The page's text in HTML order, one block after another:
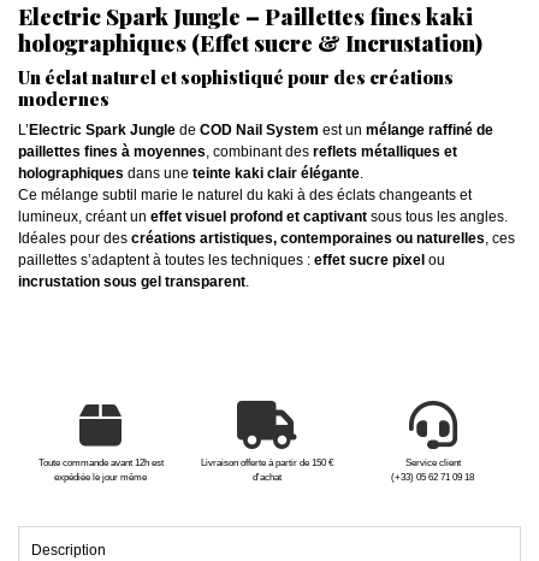
Electric Spark Jungle – Paillettes fines kaki
holographiques (Effet sucre & Incrustation)
Un éclat naturel et sophistiqué pour des créations
modernes
L’ Electric Spark Jungle de COD Nail System est un mélange raffiné de
paillettes fines à moyennes, combinant des reflets métalliques et
holographiques dans une teinte kaki clair élégante.
Ce mélange subtil marie le naturel du kaki à des éclats changeants et
lumineux, créant un effet visuel profond et captivant sous tous les angles.
Idéales pour des créations artistiques, contemporaines ou naturelles, ces
paillettes s’adaptent à toutes les techniques : effet sucre pixel ou
incrustation sous gel transparent.
Toute commande avant 12h est
expédiée le jour même
Livraison offerte à partir de 150 €
d'achat
Service client
(+33) 05 62 71 09 18
Description